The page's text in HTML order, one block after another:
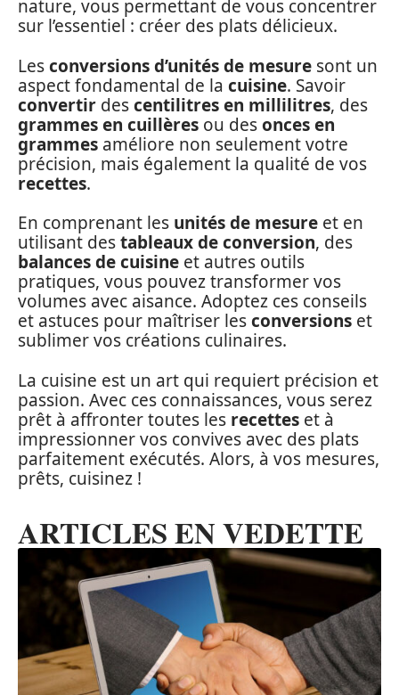
nature, vous permettant de vous concentrer
sur l’essentiel : créer des plats délicieux.
Lesconversions d’unités de mesure sont un
aspect fondamental de la cuisine. Savoir
convertir descentilitres en millilitres, des
grammes en cuillères ou desonces en
grammes améliore non seulement votre
précision, mais également la qualité de vos
recettes.
En comprenant les unités de mesure et en
utilisant destableaux de conversion, des
balances de cuisine et autres outils
pratiques, vous pouvez transformer vos
volumes avec aisance. Adoptez ces conseils
et astuces pour maîtriser lesconversions et
sublimer vos créations culinaires.
La cuisine est un art qui requiert précision et
passion. Avec ces connaissances, vous serez
prêt à affronter toutes les recettes et à
impressionner vos convives avec des plats
parfaitement exécutés. Alors, à vos mesures,
prêts, cuisinez !
ARTICLES EN VEDETTE